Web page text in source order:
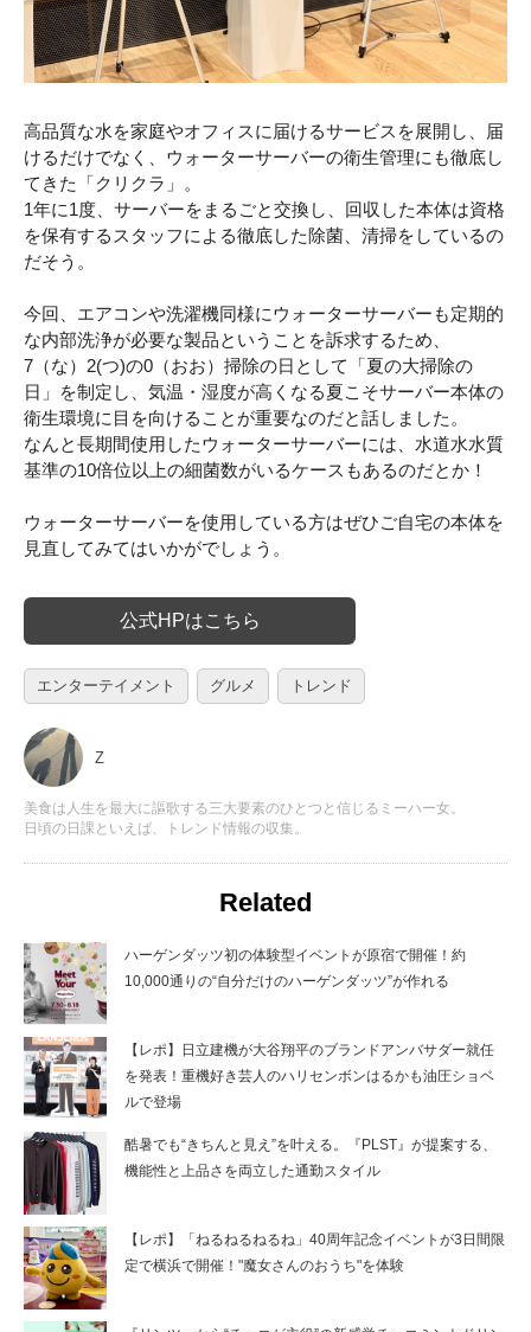
高品質な水を家庭やオフィスに届けるサービスを展開し、届
けるだけでなく、ウォーターサーバーの衛生管理にも徹底し
てきた「クリクラ」。
1年に1度、サーバーをまるごと交換し、回収した本体は資格
を保有するスタッフによる徹底した除菌、清掃をしているの
だそう。
今回、エアコンや洗濯機同様にウォーターサーバーも定期的
な内部洗浄が必要な製品ということを訴求するため、
7（な）2(つ)の0（おお）掃除の日として「夏の大掃除の
日」を制定し、気温・湿度が高くなる夏こそサーバー本体の
衛生環境に目を向けることが重要なのだと話しました。
なんと長期間使用したウォーターサーバーには、水道水水質
基準の10倍位以上の細菌数がいるケースもあるのだとか！
ウォーターサーバーを使用している方はぜひご自宅の本体を
見直してみてはいかがでしょう。
公式HPはこちら
エンターテイメント グルメ トレンド
Z
美食は人生を最大に謳歌する三大要素のひとつと信じるミーハー女。
日頃の日課といえば、トレンド情報の収集。
Related
ハーゲンダッツ初の体験型イベントが原宿で開催！約
10,000通りの“自分だけのハーゲンダッツ”が作れる
【レポ】日立建機が大谷翔平のブランドアンバサダー就任
を発表！重機好き芸人のハリセンボンはるかも油圧ショベ
ルで登場
酷暑でも“きちんと見え”を叶える。『PLST』が提案する、
機能性と上品さを両立した通勤スタイル
【レポ】「ねるねるねるね」40周年記念イベントが3日間限
定で横浜で開催！"魔女さんのおうち"を体験